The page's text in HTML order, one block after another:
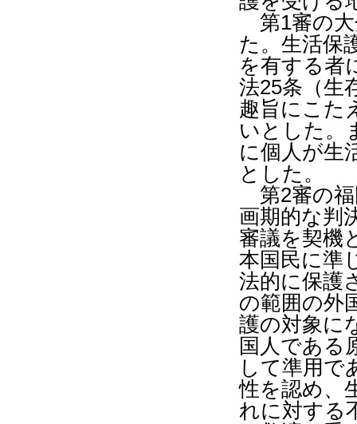
第1審の
た。生活保
を有する者
法25条（生
趣旨にこた
いとした。
に個人が生
とした。
第2審の
画期的な判
審議を契機
本国民に準
法的に保護
の範囲の外
護の対象に
国人である
して準用で
性を認め、
れに対する